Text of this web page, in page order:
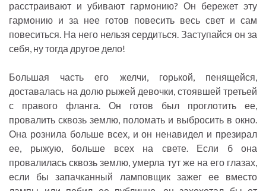
расстраивают и убивают гармонию? Он бережет эту
гармонию и за нее готов повесить весь свет и сам
повеситься. На него нельзя сердиться. Заступайся он за
себя, ну тогда другое дело!
Большая часть его желчи, горькой, пенящейся,
доставалась на долю рыжей девочки, стоявшей третьей
с правого фланга. Он готов был проглотить ее,
провалить сквозь землю, поломать и выбросить в окно.
Она рознила больше всех, и он ненавидел и презирал
ее, рыжую, больше всех на свете. Если б она
провалилась сквозь землю, умерла тут же на его глазах,
если бы запачканный ламповщик зажег ее вместо